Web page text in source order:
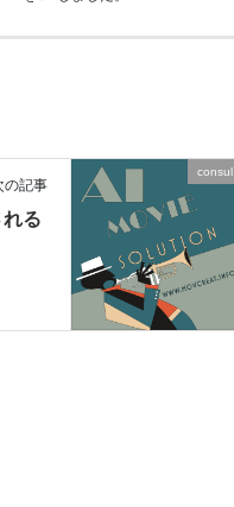
consul
の記事
る